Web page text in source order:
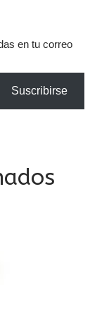
en tu correo
Suscribirse